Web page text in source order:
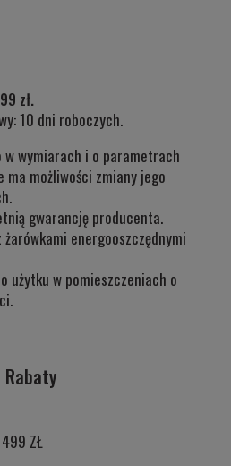
zł.
10 dni roboczych.
wymiarach i o parametrach
możliwości zmiany jego
gwarancję producenta.
energooszczędnymi
użytku w pomieszczeniach o
Rabaty
499 ZŁ